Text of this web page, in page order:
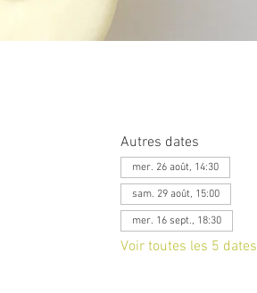
Autres dates
mer. 26 août, 14:30
sam. 29 août, 15:00
mer. 16 sept., 18:30
Voir toutes les 5 dates